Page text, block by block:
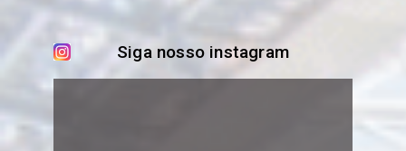
Siga nosso instagram